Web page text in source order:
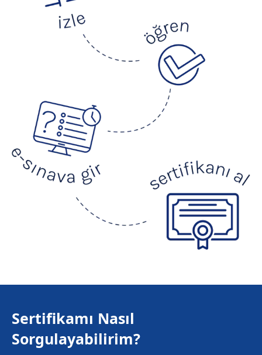
Sertifikamı Nasıl
Sorgulayabilirim?